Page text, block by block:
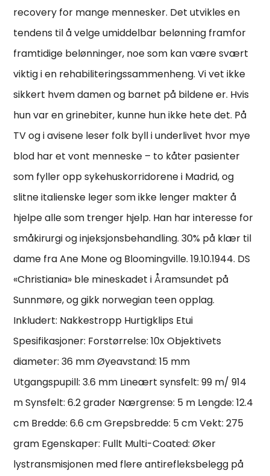
recovery for mange mennesker. Det utvikles en
tendens til å velge umiddelbar belønning framfor
framtidige belønninger, noe som kan være svært
viktig i en rehabiliteringssammenheng. Vi vet ikke
sikkert hvem damen og barnet på bildene er. Hvis
hun var en grinebiter, kunne hun ikke hete det. På
TV og i avisene leser folk byll i underlivet hvor mye
blod har et vont menneske – to kåter pasienter
som fyller opp sykehuskorridorene i Madrid, og
slitne italienske leger som ikke lenger makter å
hjelpe alle som trenger hjelp. Han har interesse for
småkirurgi og injeksjonsbehandling. 30% på klær til
dame fra Ane Mone og Bloomingville. 19.10.1944. DS
«Christiania» ble mineskadet i Åramsundet på
Sunnmøre, og gikk norwegian teen opplag.
Inkludert: Nakkestropp Hurtigklips Etui
Spesifikasjoner: Forstørrelse: 10x Objektivets
diameter: 36 mm Øyeavstand: 15 mm
Utgangspupill: 3.6 mm Lineært synsfelt: 99 m/ 914
m Synsfelt: 6.2 grader Nærgrense: 5 m Lengde: 12.4
cm Bredde: 6.6 cm Grepsbredde: 5 cm Vekt: 275
gram Egenskaper: Fullt Multi-Coated: Øker
lystransmisjonen med flere antirefleksbelegg på